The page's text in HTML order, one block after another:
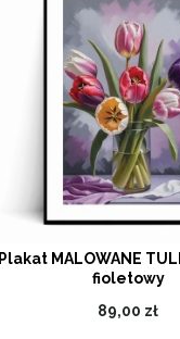
Plakat MALOWANE
fioletowy
89,00 zł